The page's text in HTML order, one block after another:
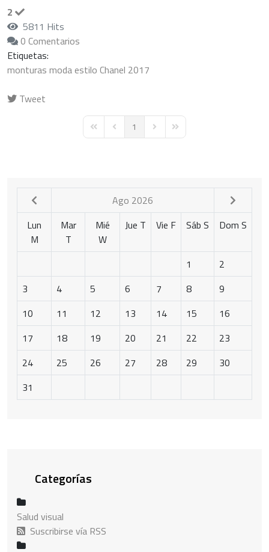
2
5811 Hits
0 Comentarios
Etiquetas:
monturas moda estilo Chanel 2017
Tweet
First PagePrevious Page
1 Next PageLast Page
Ago 2026
Lun
M
Mar
T
Mié
W
Jue T Vie F Sáb S Dom S
1
2
3
4 5 6 7 8
9
10
11 12 13 14 15
16
17
18 19 20 21 22
23
24
25 26 27 28 29
30
31
Categorías
Salud visual
Suscribirse vía RSS